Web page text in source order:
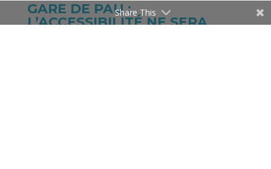
GARE DE PAU :
L’ACCESSIBILITÉ NE SERA
Share This